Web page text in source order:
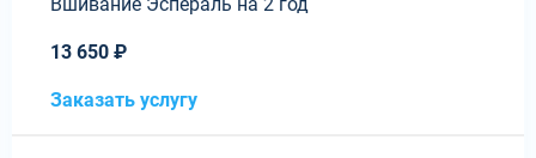
13 650 ₽
Заказать услугу